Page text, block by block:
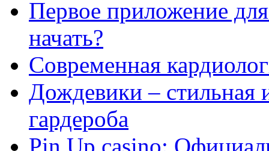
Первое приложение
начать?
Современная
Дождевики – стильная
гардероба